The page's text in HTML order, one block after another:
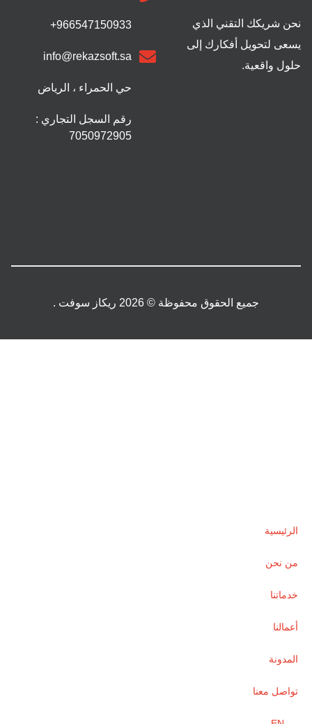
نحن شريكك التقني الذي
يسعى لتحويل أفكارك إلى
حلول واقعية.
+966547150933
info@rekazsoft.sa
حي الحمراء ، الرياض
رقم السجل التجاري :
7050972905
جميع الحقوق محفوظة © 2026 ريكاز سوفت .
الرئيسية
من نحن
خدماتنا
أعمالنا
المدونة
تواصل معنا